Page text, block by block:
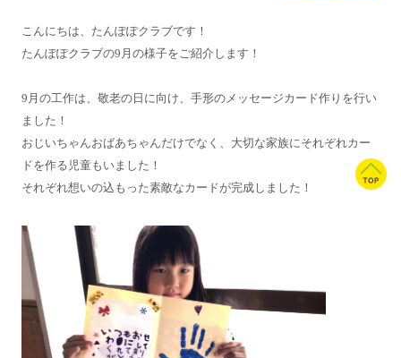
こんにちは、たんぽぽクラブです！
たんぽぽクラブの9月の様子をご紹介します！
9月の工作は、敬老の日に向け、手形のメッセージカード作りを行い
ました！
おじいちゃんおばあちゃんだけでなく、大切な家族にそれぞれカー
ドを作る児童もいました！
それぞれ想いの込もった素敵なカードが完成しました！